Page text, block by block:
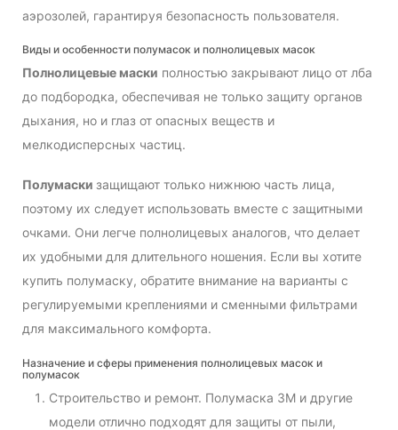
аэрозолей, гарантируя безопасность пользователя.
Виды и особенности полумасок и полнолицевых масок
Полнолицевые маски полностью закрывают лицо от лба
до подбородка, обеспечивая не только защиту органов
дыхания, но и глаз от опасных веществ и
мелкодисперсных частиц.
Полумаски защищают только нижнюю часть лица,
поэтому их следует использовать вместе с защитными
очками. Они легче полнолицевых аналогов, что делает
их удобными для длительного ношения. Если вы хотите
купить полумаску, обратите внимание на варианты с
регулируемыми креплениями и сменными фильтрами
для максимального комфорта.
Назначение и сферы применения полнолицевых масок и
полумасок
Строительство и ремонт. Полумаска 3M и другие
модели отлично подходят для защиты от пыли,